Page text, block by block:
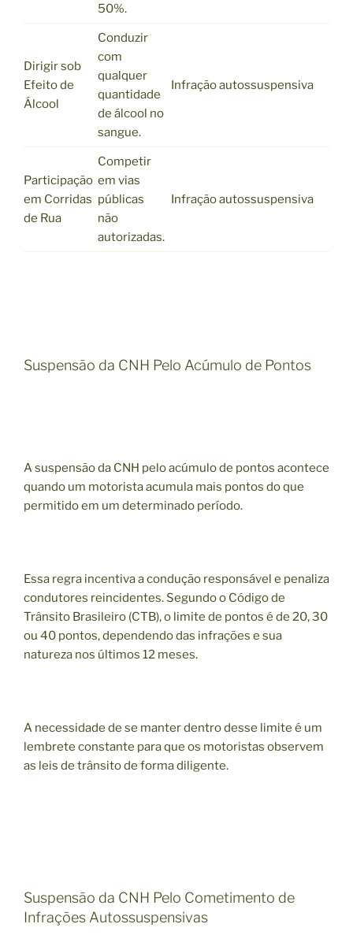
50%.
Dirigir sob
Efeito de
Álcool
Conduzir
com
qualquer
quantidade
de álcool no
sangue.
Infração autossuspensiva
Participação
em Corridas
de Rua
Competir
em vias
públicas
não
autorizadas.
Infração autossuspensiva
Suspensão da CNH Pelo Acúmulo de Pontos
A suspensão da CNH pelo acúmulo de pontos acontece
quando um motorista acumula mais pontos do que
permitido em um determinado período.
Essa regra incentiva a condução responsável e penaliza
condutores reincidentes. Segundo o Código de
Trânsito Brasileiro (CTB), o limite de pontos é de 20, 30
ou 40 pontos, dependendo das infrações e sua
natureza nos últimos 12 meses.
A necessidade de se manter dentro desse limite é um
lembrete constante para que os motoristas observem
as leis de trânsito de forma diligente.
Suspensão da CNH Pelo Cometimento de
Infrações Autossuspensivas